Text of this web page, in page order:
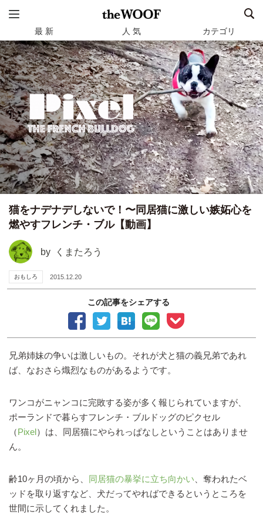
最 新 人 気 カテゴリ
猫をナデナデしないで！〜同居猫に激しい嫉妬心を
燃やすフレンチ・ブル【動画】
by くまたろう
おもしろ 2015.12.20
この記事をシェアする
兄弟姉妹の争いは激しいもの。それが犬と猫の義兄弟であれ
ば、なおさら熾烈なものがあるようです。
ワンコがニャンコに完敗する姿が多く報じられていますが、
ポーランドで暮らすフレンチ・ブルドッグのピクセル
（Pixel）は、同居猫にやられっぱなしということはありませ
ん。
齢10ヶ月の頃から、 同居猫の暴挙に立ち向かい 、奪われたベ
ッドを取り返すなど、犬だってやればできるというところを
世間に示してくれました。